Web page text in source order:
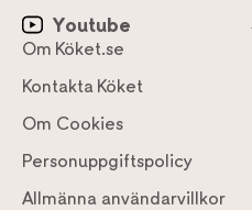
Youtube
Om Köket.se
Kontakta Köket
Om Cookies
Personuppgiftspolicy
Allmänna användarvillkor